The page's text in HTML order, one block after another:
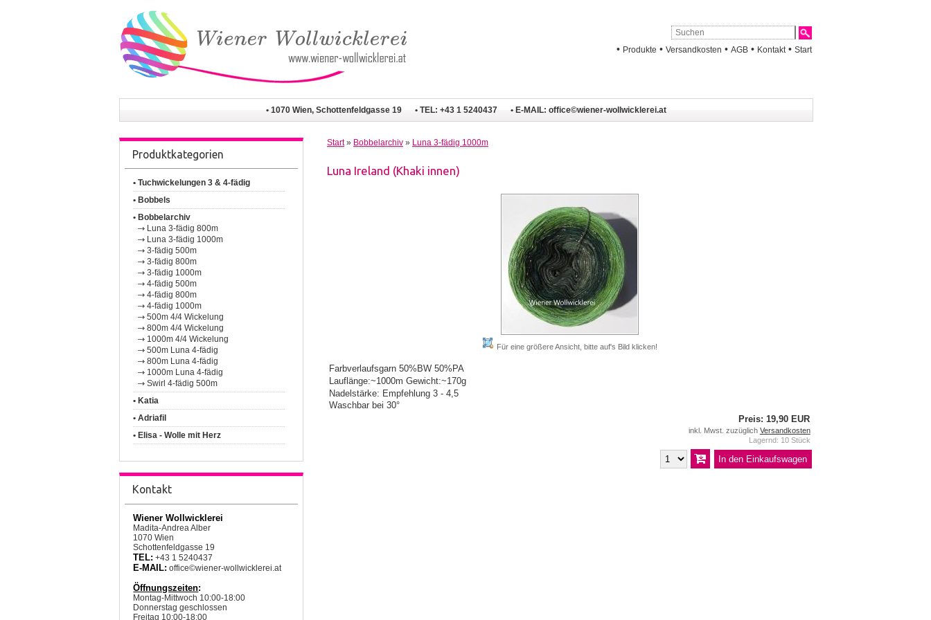
• Produkte • Versandkosten • AGB • Kontakt • Start
• 1070 Wien, Schottenfeldgasse 19 • TEL: +43 1 5240437 • E-MAIL:office©wiener-wollwicklerei.at
Produktkategorien
• Tuchwickelungen 3 & 4-fädig
• Bobbels
• Bobbelarchiv
Luna 3-fädig 800m
Luna 3-fädig 1000m
3-fädig 500m
3-fädig 800m
3-fädig 1000m
4-fädig 500m
4-fädig 800m
4-fädig 1000m
500m 4/4 Wickelung
800m 4/4 Wickelung
1000m 4/4 Wickelung
500m Luna 4-fädig
800m Luna 4-fädig
1000m Luna 4-fädig
Swirl 4-fädig 500m
• Katia
• Adriafil
• Elisa - Wolle mit Herz
Kontakt
Wiener Wollwicklerei
Madita-Andrea Alber
1070 Wien
Schottenfeldgasse 19
TEL: +43 1 5240437
E-MAIL: office©wiener-wollwicklerei.at
Öffnungszeiten:
Montag-Mittwoch 10:00-18:00
Donnerstag geschlossen
Freitag 10:00-18:00
Start» Bobbelarchiv » Luna 3-fädig 1000m
Luna Ireland (Khaki innen)
Für eine größere Ansicht, bitte auf's Bild klicken!
Farbverlaufsgarn 50%BW 50%PA
Lauflänge:~1000m Gewicht:~170g
Nadelstärke: Empfehlung 3 - 4,5
Waschbar bei 30°
Preis: 19,90 EUR
inkl. Mwst. zuzüglich Versandkosten
Lagernd: 10 Stück